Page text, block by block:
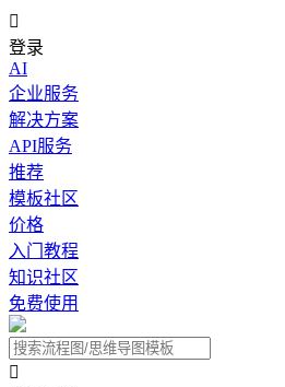

登录
AI
企业服务
解决方案
API服务
推荐
模板社区
价格
入门教程
知识社区
免费使用
